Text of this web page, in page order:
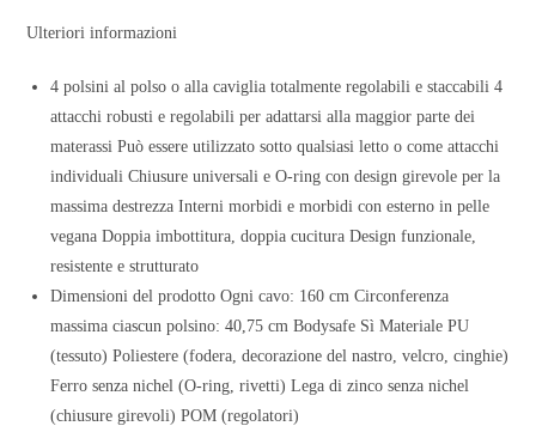
Ulteriori informazioni
4 polsini al polso o alla caviglia totalmente regolabili e staccabili 4
attacchi robusti e regolabili per adattarsi alla maggior parte dei
materassi Può essere utilizzato sotto qualsiasi letto o come attacchi
individuali Chiusure universali e O-ring con design girevole per la
massima destrezza Interni morbidi e morbidi con esterno in pelle
vegana Doppia imbottitura, doppia cucitura Design funzionale,
resistente e strutturato
Dimensioni del prodotto Ogni cavo: 160 cm Circonferenza
massima ciascun polsino: 40,75 cm Bodysafe Sì Materiale PU
(tessuto) Poliestere (fodera, decorazione del nastro, velcro, cinghie)
Ferro senza nichel (O-ring, rivetti) Lega di zinco senza nichel
(chiusure girevoli) POM (regolatori)